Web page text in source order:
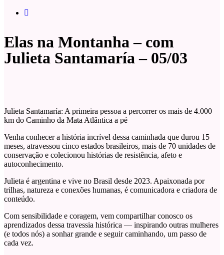
Elas na Montanha – com
Julieta Santamaría – 05/03
Julieta Santamaría: A primeira pessoa a percorrer os mais de 4.000
km do Caminho da Mata Atlântica a pé
Venha conhecer a história incrível dessa caminhada que durou 15
meses, atravessou cinco estados brasileiros, mais de 70 unidades de
conservação e colecionou histórias de resistência, afeto e
autoconhecimento.
Julieta é argentina e vive no Brasil desde 2023. Apaixonada por
trilhas, natureza e conexões humanas, é comunicadora e criadora de
conteúdo.
Com sensibilidade e coragem, vem compartilhar conosco os
aprendizados dessa travessia histórica — inspirando outras mulheres
(e todos nós) a sonhar grande e seguir caminhando, um passo de
cada vez.